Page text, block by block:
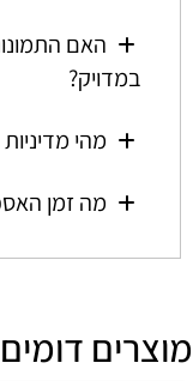
האם
במדויק?
מהי
מה זמן
מוצרים דומים